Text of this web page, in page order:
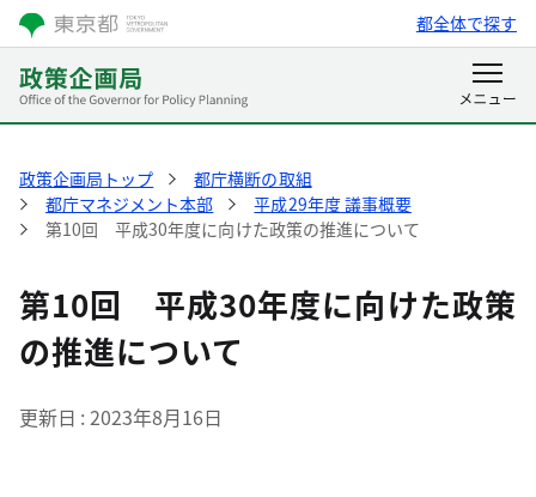
都全体で探す
政策企画局トップ
都庁横断の取組
都庁マネジメント本部
平成29年度 議事概要
第10回 平成30年度に向けた政策の推進について
第10回 平成30年度に向けた政策
の推進について
更新日 2023年8月16日